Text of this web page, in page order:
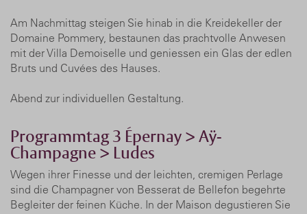
Am Nachmittag steigen Sie hinab in die Kreidekeller der
Domaine Pommery, bestaunen das prachtvolle Anwesen
mit der Villa Demoiselle und geniessen ein Glas der edlen
Bruts und Cuvées des Hauses.
Abend zur individuellen Gestaltung.
Programmtag 3 Épernay > Aÿ-
Champagne > Ludes
Wegen ihrer Finesse und der leichten, cremigen Perlage
sind die Champagner von Besserat de Bellefon begehrte
Begleiter der feinen Küche. In der Maison degustieren Sie